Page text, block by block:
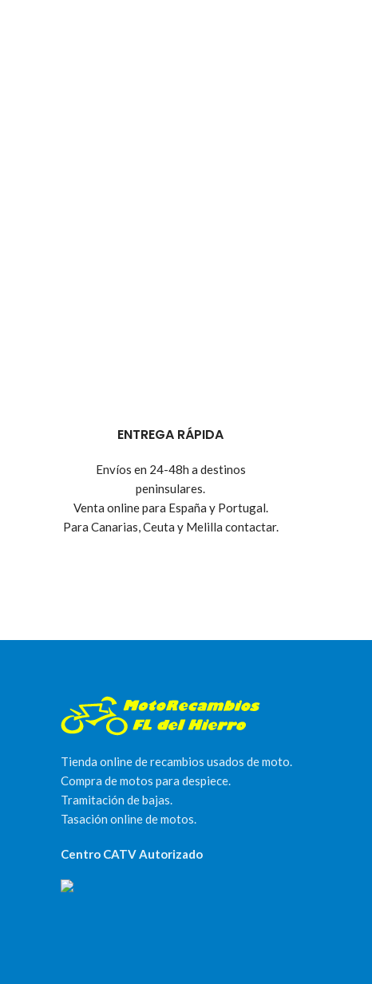
ENTREGA RÁPIDA
Envíos en 24-48h a destinos
peninsulares.
Venta online para España y Portugal.
Para Canarias, Ceuta y Melilla contactar.
Tienda online de recambios usados de moto.
Compra de motos para despiece.
Tramitación de bajas.
Tasación online de motos.
Centro CATV Autorizado